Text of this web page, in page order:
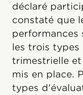
déclaré
constaté que
performances
les trois types
trimestrielle
mis en place.
types